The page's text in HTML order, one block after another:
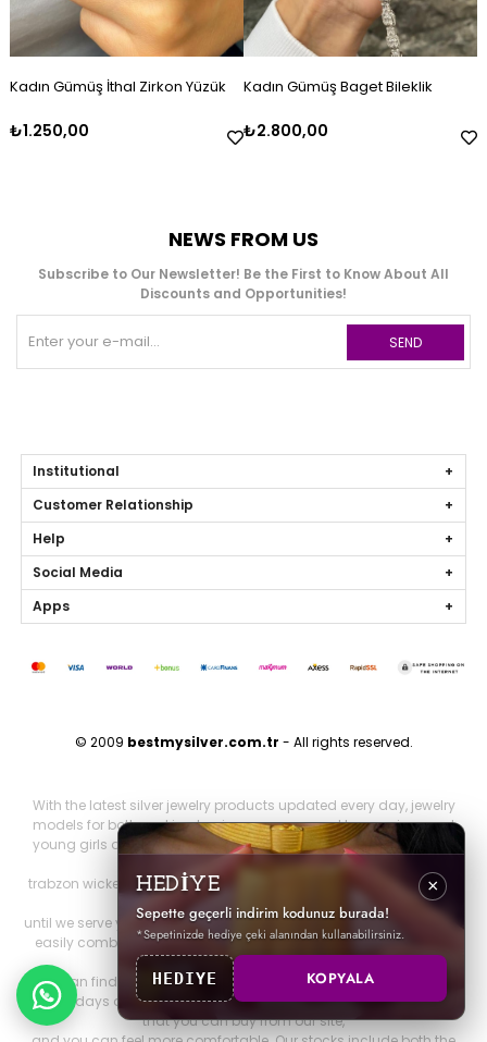
Kadın Gümüş İthal Zirkon Yüzük
₺1.250,00
Kadın Gümüş Baget Bileklik
₺2.800,00
NEWS FROM US
Subscribe to Our Newsletter! Be the First to Know About All
Discounts and Opportunities!
SEND
Institutional
Customer Relationship
Help
Social Media
Apps
© 2009 bestmysilver.com.tr - All rights reserved.
With the latest silver jewelry products updated every day, jewelry
models for both working business women and housewives and
young girls are silver necklaces, silver earrings, silver rings, silver
trabzon wicker, trabzon kazaziye, gold series, personalized jewelry
and brand jewelry since 2009
until we serve you. Other 925 sterling jewelry products that you can
easily combine with all jewelry products that will make you look
both elegant and stylish.
You can find it on our website. You can be more elegant on your
special days and nights with all our silver special design products
that you can buy from our site,
HEDİYE
Sepette geçerli indirim kodunuz burada!
*Sepetinizde hediye çeki alanından kullanabilirsiniz.
×
HEDIYE KOPYALA